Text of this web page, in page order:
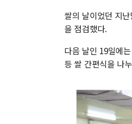
쌀의 날이었던 지
을 점검했다.
다음 날인 19일에
등 쌀 간편식을 나